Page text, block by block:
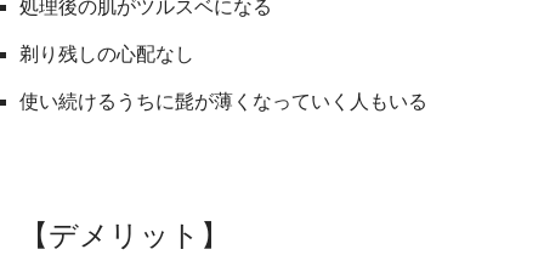
処理後の肌がツルスベになる
剃り残しの心配なし
使い続けるうちに髭が薄くなっていく人もいる
【デメリット】